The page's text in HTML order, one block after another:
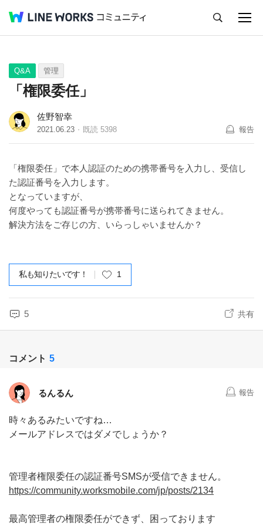
Q&A Tips Ideas
Q&A 管理
「権限委任」
佐野智幸
2021.06.23 既読 5398 報告
「権限委任」で本人認証のための携帯番号を入力し、受信し
た認証番号を入力します。
となっていますが、
何度やっても認証番号が携帯番号に送られてきません。
解決方法をご存じの方、いらっしゃいませんか？
私も知りたいです！ 1
5 共有
コメント 5
るんるん 報告
時々あるみたいですね…
メールアドレスではダメでしょうか？
管理者権限委任の認証番号SMSが受信できません。
https://community.worksmobile.com/jp/posts/2134
最高管理者の権限委任ができず、困っております